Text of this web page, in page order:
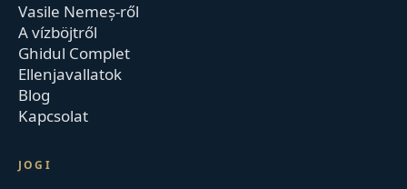
Vasile Nemeș-ről
A vízböjtről
Ghidul Complet
Ellenjavallatok
Blog
Kapcsolat
JOGI